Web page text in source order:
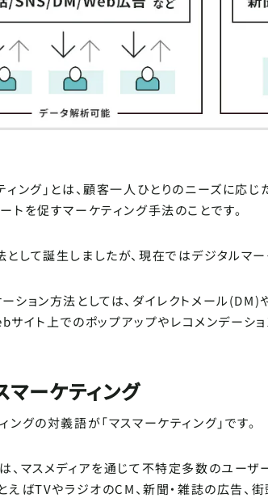
ィング」とは、顧客一人ひとりのニーズに応
トを促すマーケティング手法のことです。
して誕生しましたが、現在ではデジタルマ
ション方法としては、ダイレクトメール
サイト上でのポップアップやレコメンデー
ーケティング
ングの対義語が「マスマーケティング」です。
、マスメディアを通じて不特定多数のユー
えばTVやラジオのCM、新聞・雑誌の広告、